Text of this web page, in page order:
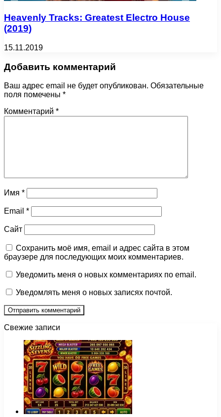
Heavenly Tracks: Greatest Electro House
(2019)
15.11.2019
Добавить комментарий
Ваш адрес email не будет опубликован. Обязательные
поля помечены *
Комментарий *
Имя *
Email *
Сайт
Сохранить моё имя, email и адрес сайта в этом
браузере для последующих моих комментариев.
Уведомить меня о новых комментариях по email.
Уведомлять меня о новых записях почтой.
Свежие записи